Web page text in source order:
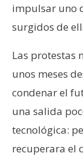
impulsar uno
surgidos de
Las protestas
unos meses
condenar el
una salida
tecnológica:
recuperara el